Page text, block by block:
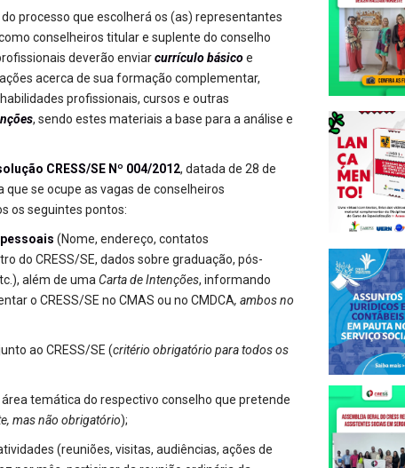
processo que escolherá os (as) representantes
conselheiros titular e suplente do conselho
deverão enviarcurrículobásicoe
acerca de sua formação complementar,
profissionais, cursos e outras
, sendo estes materiais a base para a análise e
CRESS/SE Nº 004/2012, datada de 28 de
se ocupe as vagas de conselheiros
os seguintes pontos:
pessoais (Nome, endereço, contatos
do CRESS/SE, dados sobre graduação, pós-
além de uma Cartade Intenções, informando
o CRESS/SE no CMAS ou no CMDCA, ambos no
ao CRESS/SE (critério obrigatório para todos os
temática do respectivo conselho que pretende
mas não obrigatório);
(reuniões, visitas, audiências, ações de